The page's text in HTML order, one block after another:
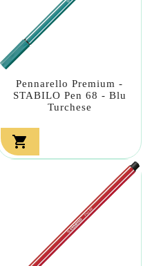
Pennarello Premium -
STABILO Pen 68 - Blu
Turchese
